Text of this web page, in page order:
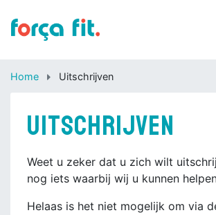
Home Uitschrijven
Uitschrijven
Weet u zeker dat u zich wilt
nog iets waarbij wij u kunnen
Helaas is het niet mogelijk om via